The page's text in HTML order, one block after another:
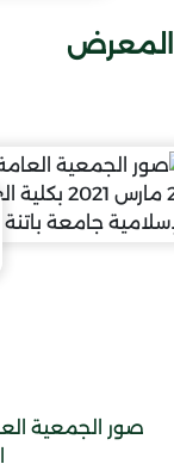
المعرض